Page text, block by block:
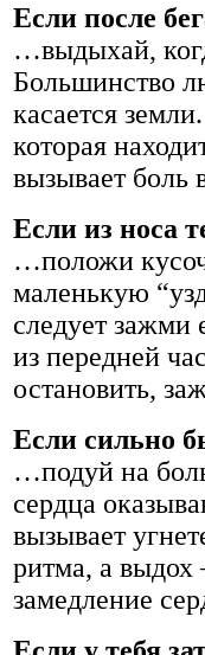
Если после
…выдыхай,
Большинство
касается
которая
вызывает боль
Если из носа
…положи
маленькую
следует зажми
из передней
остановить,
Если сильно
…подуй на
сердца
вызывает
ритма, а
замедление